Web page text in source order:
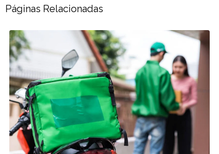
Páginas Relacionadas